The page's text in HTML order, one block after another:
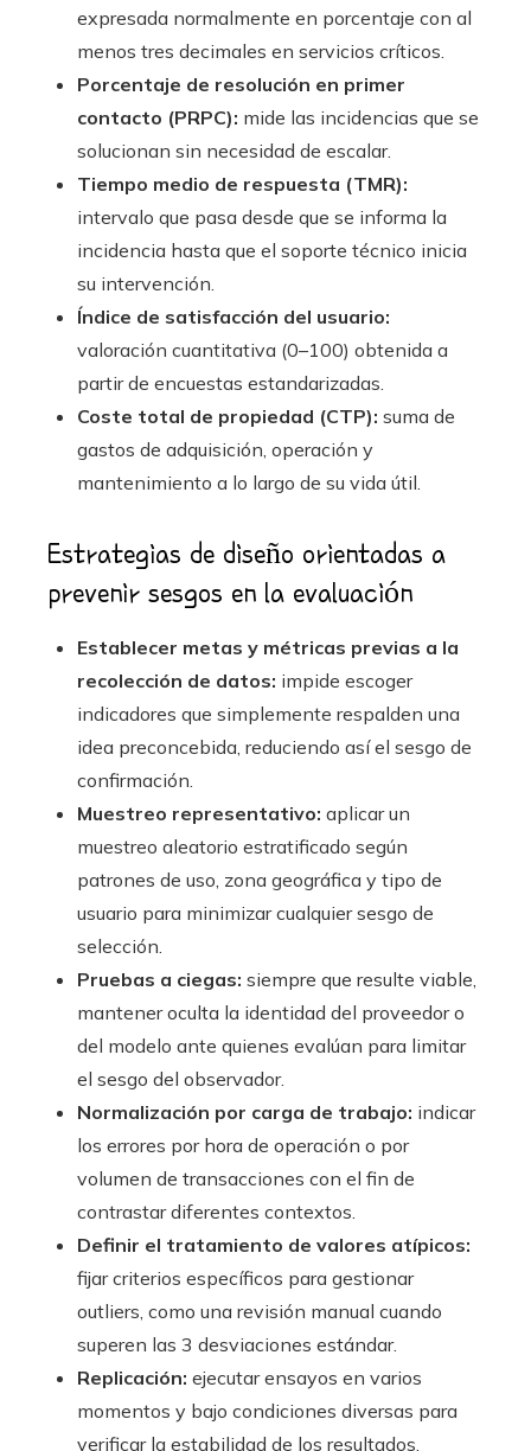
expresada normalmente en porcentaje con al
menos tres decimales en servicios críticos.
Porcentaje de resolución en primer
contacto (PRPC): mide las incidencias que se
solucionan sin necesidad de escalar.
Tiempo medio de respuesta (TMR):
intervalo que pasa desde que se informa la
incidencia hasta que el soporte técnico inicia
su intervención.
Índice de satisfacción del usuario:
valoración cuantitativa (0–100) obtenida a
partir de encuestas estandarizadas.
Coste total de propiedad (CTP): suma de
gastos de adquisición, operación y
mantenimiento a lo largo de su vida útil.
Estrategias de diseño orientadas a
prevenir sesgos en la evaluación
Establecer metas y métricas previas a la
recolección de datos: impide escoger
indicadores que simplemente respalden una
idea preconcebida, reduciendo así el sesgo de
confirmación.
Muestreo representativo: aplicar un
muestreo aleatorio estratificado según
patrones de uso, zona geográfica y tipo de
usuario para minimizar cualquier sesgo de
selección.
Pruebas a ciegas: siempre que resulte viable,
mantener oculta la identidad del proveedor o
del modelo ante quienes evalúan para limitar
el sesgo del observador.
Normalización por carga de trabajo: indicar
los errores por hora de operación o por
volumen de transacciones con el fin de
contrastar diferentes contextos.
Definir el tratamiento de valores atípicos:
fijar criterios específicos para gestionar
outliers, como una revisión manual cuando
superen las 3 desviaciones estándar.
Replicación: ejecutar ensayos en varios
momentos y bajo condiciones diversas para
verificar la estabilidad de los resultados.